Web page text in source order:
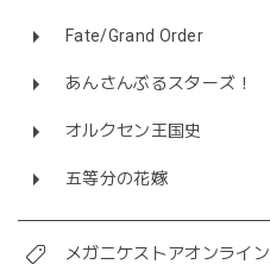
Fate/Grand Order
あんさんぶるスターズ！
オルクセン王国史
五等分の花嫁
メガニケストアオンライン